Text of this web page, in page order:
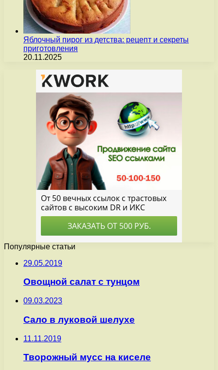
Яблочный пирог из детства: рецепт и секреты
приготовления
20.11.2025
Популярные статьи
29.05.2019
Овощной салат с тунцом
09.03.2023
Сало в луковой шелухе
11.11.2019
Творожный мусс на киселе